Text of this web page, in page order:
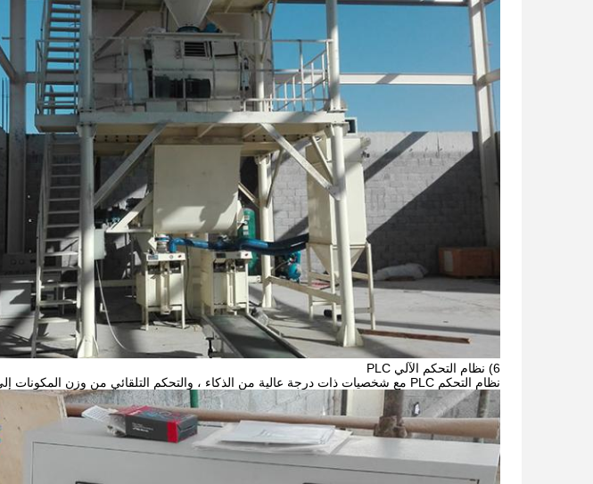
6) نظام التحكم الآلي PLC
نظام التحكم PLC مع شخصيات ذات درجة عالية من الذكاء ، والتحكم التلقائي من وزن المكونات إلى الخلط والتعبئة والتحكم الكامل ، وسهل التشغيل.